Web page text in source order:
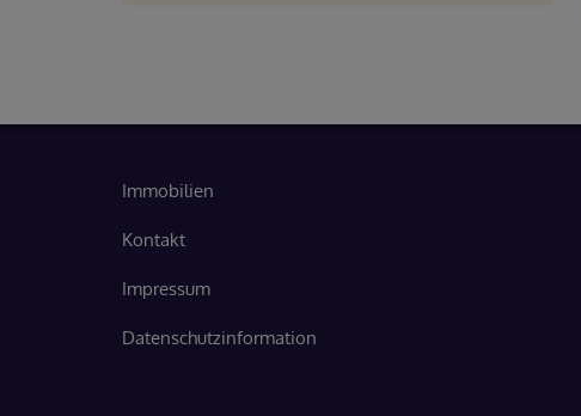
Immobilien
Kontakt
Impressum
Datenschutzinformation